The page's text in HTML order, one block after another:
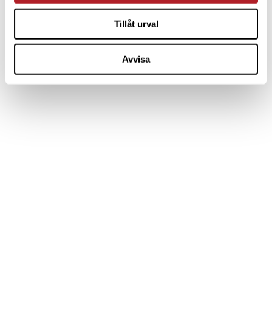
Tillåt urval
Avvisa